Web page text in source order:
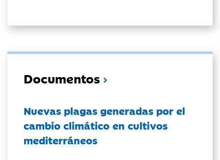
Documentos
Nuevas plagas generadas por el
cambio climático en cultivos
mediterráneos